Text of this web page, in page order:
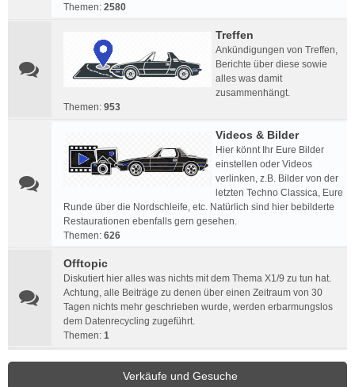
Themen: 2580
Treffen
Ankündigungen von Treffen,
Berichte über diese sowie
alles was damit
zusammenhängt.
Themen: 953
Videos & Bilder
Hier könnt Ihr Eure Bilder
einstellen oder Videos
verlinken, z.B. Bilder von der
letzten Techno Classica, Eure
Runde über die Nordschleife, etc. Natürlich sind hier bebilderte
Restaurationen ebenfalls gern gesehen.
Themen: 626
Offtopic
Diskutiert hier alles was nichts mit dem Thema X1/9 zu tun hat.
Achtung, alle Beiträge zu denen über einen Zeitraum von 30
Tagen nichts mehr geschrieben wurde, werden erbarmungslos
dem Datenrecycling zugeführt.
Themen: 1
Verkäufe und Gesuche